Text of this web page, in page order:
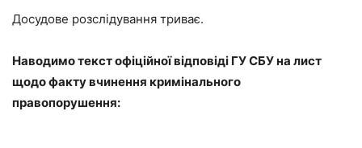
Досудове розслідування триває.
Наводимо текст офіційної відповіді ГУ СБУ на лист
щодо факту вчинення кримінального
правопорушення: